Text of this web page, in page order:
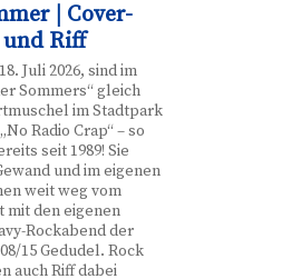
| Cover-
Riff
Juli 2026, sind im
Sommers“ gleich
im Stadtpark
Radio Crap“ – so
seit 1989! Sie
und im eigenen
weit weg vom
mit den eigenen
Rockabend der
15 Gedudel. Rock
auch Riff dabei